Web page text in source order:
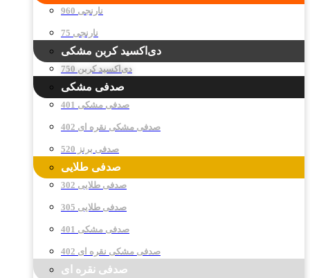
نارنجی 960
نارنجی 75
دی‌اکسید کربن مشکی
دی‌اکسید کربن 750
صدفی مشکی
صدفی مشکی 401
صدفی مشکی نقره ای 402
صدفی برنز 520
صدفی طلایی
صدفی طلایی 302
صدفی طلایی 305
صدفی مشکی 401
صدفی مشکی نقره ای 402
صدفی نقره ای